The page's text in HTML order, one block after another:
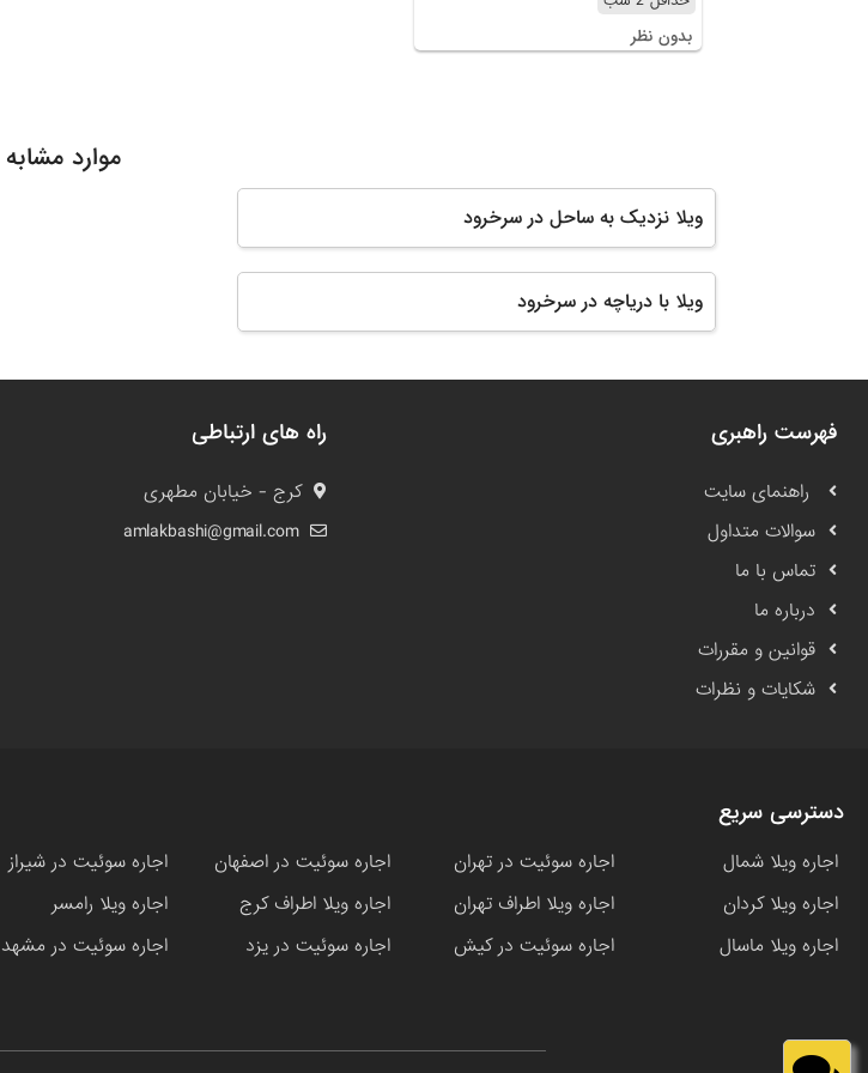
بدون نظر
موارد مشابه
ویلا نزدیک به ساحل در سرخرود
ویلا با دریاچه در سرخرود
فهرست راهبری
راهنمای سایت
سوالات متداول
تماس با ما
درباره ما
قوانین و مقررات
شکایات و نظرات
راه های ارتباطی
کرج - خیابان مطهری
amlakbashi@gmail.com
دسترسی سریع
اجاره ویلا شمال اجاره سوئیت در تهران اجاره سوئیت در اصفهان
اجاره سوئیت در شیراز
اجاره ویلا کردان
اجاره ویلا اطراف تهران اجاره ویلا اطراف کرج
اجاره ویلا رامسر
اجاره ویلا ماسال
اجاره سوئیت در کیش اجاره سوئیت در یزد اجاره سوئیت در مشهد